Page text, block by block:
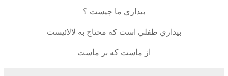
بيداري ما چيست ؟
بيداري طفلي است كه محتاج به لالائيست
از ماست كه بر ماست